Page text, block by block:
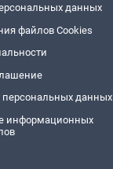
данных
файлов Cookies
персональных данных
информационных